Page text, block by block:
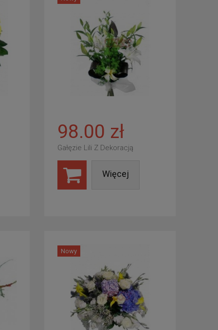
98.00 zł
Gałęzie Lili Z Dekoracją
Więcej
Nowy